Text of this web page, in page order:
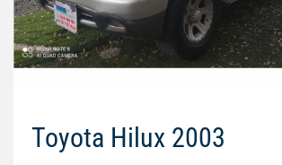
Toyota Hilux 2003